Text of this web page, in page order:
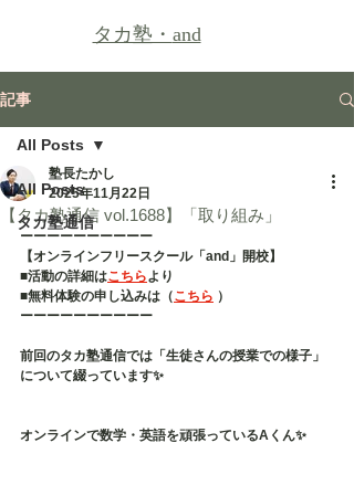
タカ塾・and
記事
All Posts
タカ塾通信
All Posts
【タカ塾通信 vol.1688】「取り組み」
塾長たかし
2025年11月22日
ーーーーーーーーーー
【オンラインフリースクール「and」開校】
■活動の詳細はこちらより
■無料体験の申し込みは（こちら ）
ーーーーーーーーーー
前回のタカ塾通信では「生徒さんの授業での様子」
について綴っています✨
オンラインで数学・英語を頑張っているAくん✨